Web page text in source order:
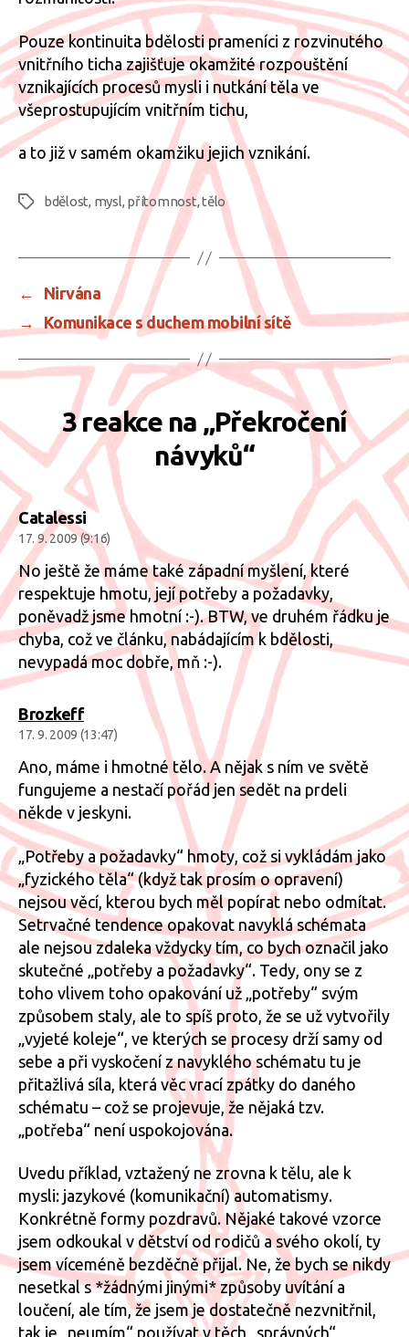
Pouze kontinuita bdělosti prameníci z rozvinutého
vnitřního ticha zajišťuje okamžité rozpouštění
vznikajících procesů mysli i nutkání těla ve
všeprostupujícím vnitřním tichu,
a to již v samém okamžiku jejich vznikání.
Štítkybdělost, mysl, přítomnost,tělo
←
Nirvána
→
Komunikace s duchem mobilní sítě
3 reakce na „Překročení
návyků“
Catalessi
17. 9. 2009 (9:16)
No ještě že máme také západní myšlení, které
respektuje hmotu, její potřeby a požadavky,
poněvadž jsme hmotní :-). BTW, ve druhém řádku je
chyba, což ve článku, nabádajícím k bdělosti,
nevypadá moc dobře, mň :-).
Brozkeff
17. 9. 2009 (13:47)
Ano, máme i hmotné tělo. A nějak s ním ve světě
fungujeme a nestačí pořád jen sedět na prdeli
někde v jeskyni.
„Potřeby a požadavky“ hmoty, což si vykládám jako
„fyzického těla“ (když tak prosím o opravení)
nejsou věcí, kterou bych měl popírat nebo odmítat.
Setrvačné tendence opakovat navyklá schémata
ale nejsou zdaleka vždycky tím, co bych označil jako
skutečné „potřeby a požadavky“. Tedy, ony se z
toho vlivem toho opakování už „potřeby“ svým
způsobem staly, ale to spíš proto, že se už vytvořily
„vyjeté koleje“, ve kterých se procesy drží samy od
sebe a při vyskočení z navyklého schématu tu je
přitažlivá síla, která věc vrací zpátky do daného
schématu – což se projevuje, že nějaká tzv.
„potřeba“ není uspokojována.
Uvedu příklad, vztažený ne zrovna k tělu, ale k
mysli: jazykové (komunikační) automatismy.
Konkrétně formy pozdravů. Nějaké takové vzorce
jsem odkoukal v dětství od rodičů a svého okolí, ty
jsem víceméně bezděčně přijal. Ne, že bych se nikdy
nesetkal s *žádnými jinými* způsoby uvítání a
loučení, ale tím, že jsem je dostatečně nezvnitřnil,
tak je „neumím“ používat v těch „správných“